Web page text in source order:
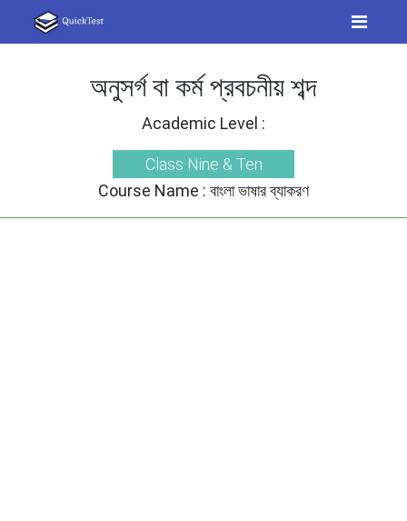
অনুসর্গ বা কর্ম প্রবচনীয় শব্দ
Academic Level :
Class Nine & Ten
Course Name : বাংলা ভাষার ব্যাকরণ